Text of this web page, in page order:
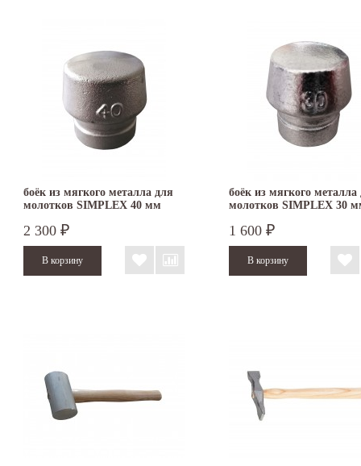
боёк из мягкого металла для
молотков SIMPLEX 40 мм
2 300 ₽
боёк из мягкого металла
молотков SIMPLEX 30
1 600 ₽